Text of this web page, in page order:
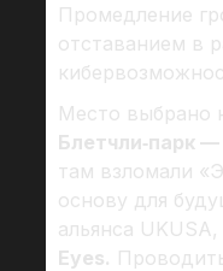
Промедление
отставанием в
Место выбрано
Блетчли‑парк
там взломали
основу для
альянса
Eyes.